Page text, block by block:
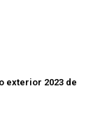
exterior 2023 de